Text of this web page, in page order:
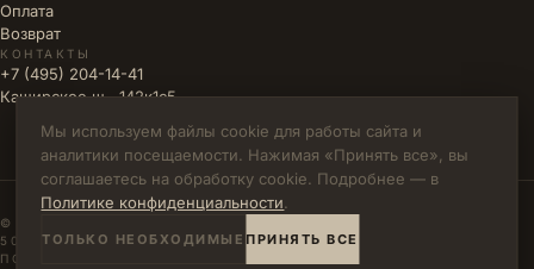
Оплата
Возврат
КОНТАКТЫ
+7 (495) 204-14-41
Каширское ш., 142к1с5
© 2026 КУПИ ПЛИТКУ · ИП ВЛАДИМИРОВА М.Н. · ИНН
502771785894
ПОЛИТИКА КОНФИДЕНЦИАЛЬНОСТИ
Мы используем файлы cookie для работы сайта и
аналитики посещаемости. Нажимая «Принять все», вы
соглашаетесь на обработку cookie. Подробнее — в
Политике конфиденциальности.
ТОЛЬКО НЕОБХОДИМЫЕ ПРИНЯТЬ ВСЕ